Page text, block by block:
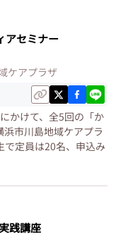
アセミナー
ケアプラザ
かけて、全5回の「か
市川島地域ケアプラ
で定員は20名、申込み
践講座